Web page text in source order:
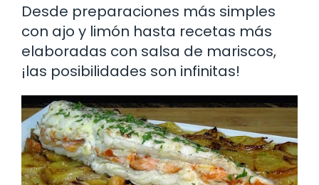
Desde preparaciones más simples
con ajo y limón hasta recetas más
elaboradas con salsa de mariscos,
¡las posibilidades son infinitas!